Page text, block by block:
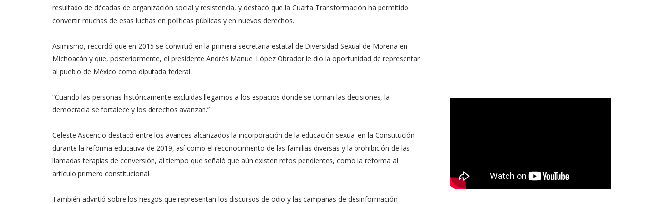
resultado de décadas de organización social y resistencia, y destacó que la Cuarta Transformación ha permitido
convertir muchas de esas luchas en políticas públicas y en nuevos derechos.
Asimismo, recordó que en 2015 se convirtió en la primera secretaria estatal de Diversidad Sexual de Morena en
Michoacán y que, posteriormente, el presidente Andrés Manuel López Obrador le dio la oportunidad de representar
al pueblo de México como diputada federal.
“Cuando las personas históricamente excluidas llegamos a los espacios donde se toman las decisiones, la
democracia se fortalece y los derechos avanzan.”
Celeste Ascencio destacó entre los avances alcanzados la incorporación de la educación sexual en la Constitución
durante la reforma educativa de 2019, así como el reconocimiento de las familias diversas y la prohibición de las
llamadas terapias de conversión, al tiempo que señaló que aún existen retos pendientes, como la reforma al
artículo primero constitucional.
También advirtió sobre los riesgos que representan los discursos de odio y las campañas de desinformación